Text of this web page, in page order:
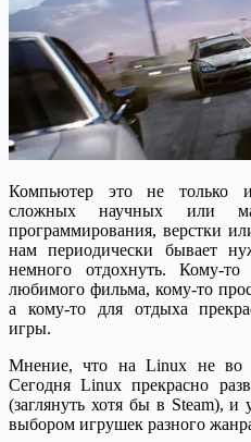
Компьютер это не только
сложных научных или
программирования, верстки
нам периодически бывает
немного отдохнуть. Кому-
любимого фильма, кому-то
а кому-то для отдыха
игры.
Мнение, что на Linux не во
Сегодня Linux прекрасно
(заглянуть хотя бы в Steam),
выбором игрушек разного